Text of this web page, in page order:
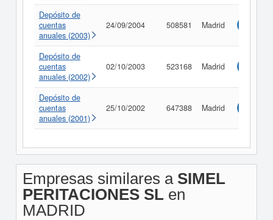
Depósito de
cuentas
anuales (2003)
24/09/2004 508581 Madrid
Depósito de
cuentas
anuales (2002)
02/10/2003 523168 Madrid
Depósito de
cuentas
anuales (2001)
25/10/2002 647388 Madrid
Empresas similares a SIMEL
PERITACIONES SL en
MADRID